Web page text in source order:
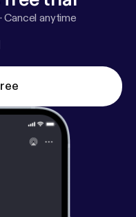
·Cancel anytime